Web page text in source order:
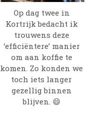
Op dag twee in
Kortrijk bedacht ik
trouwens deze
‘efficiëntere’ manier
om aan koffie te
komen. Zo konden we
toch iets langer
gezellig binnen
blijven. 😄